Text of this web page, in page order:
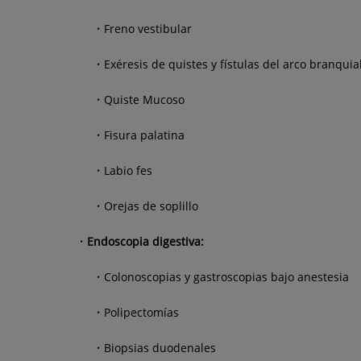
Freno vestibular
Exéresis de quistes y fístulas del arco
Quiste Mucoso
Fisura palatina
Labio fes
Orejas de soplillo
Endoscopia digestiva:
Colonoscopias y gastroscopias bajo anestesia
Polipectomías
Biopsias duodenales